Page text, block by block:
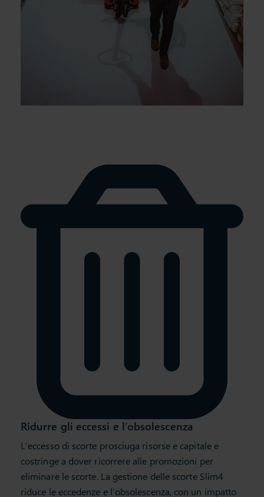
Ridurre gli eccessi e l’obsolescenza
L’eccesso di scorte prosciuga risorse e capitale e
costringe a dover ricorrere alle promozioni per
eliminare le scorte. La gestione delle scorte Slim4
riduce le eccedenze e l’obsolescenza, con un impatto